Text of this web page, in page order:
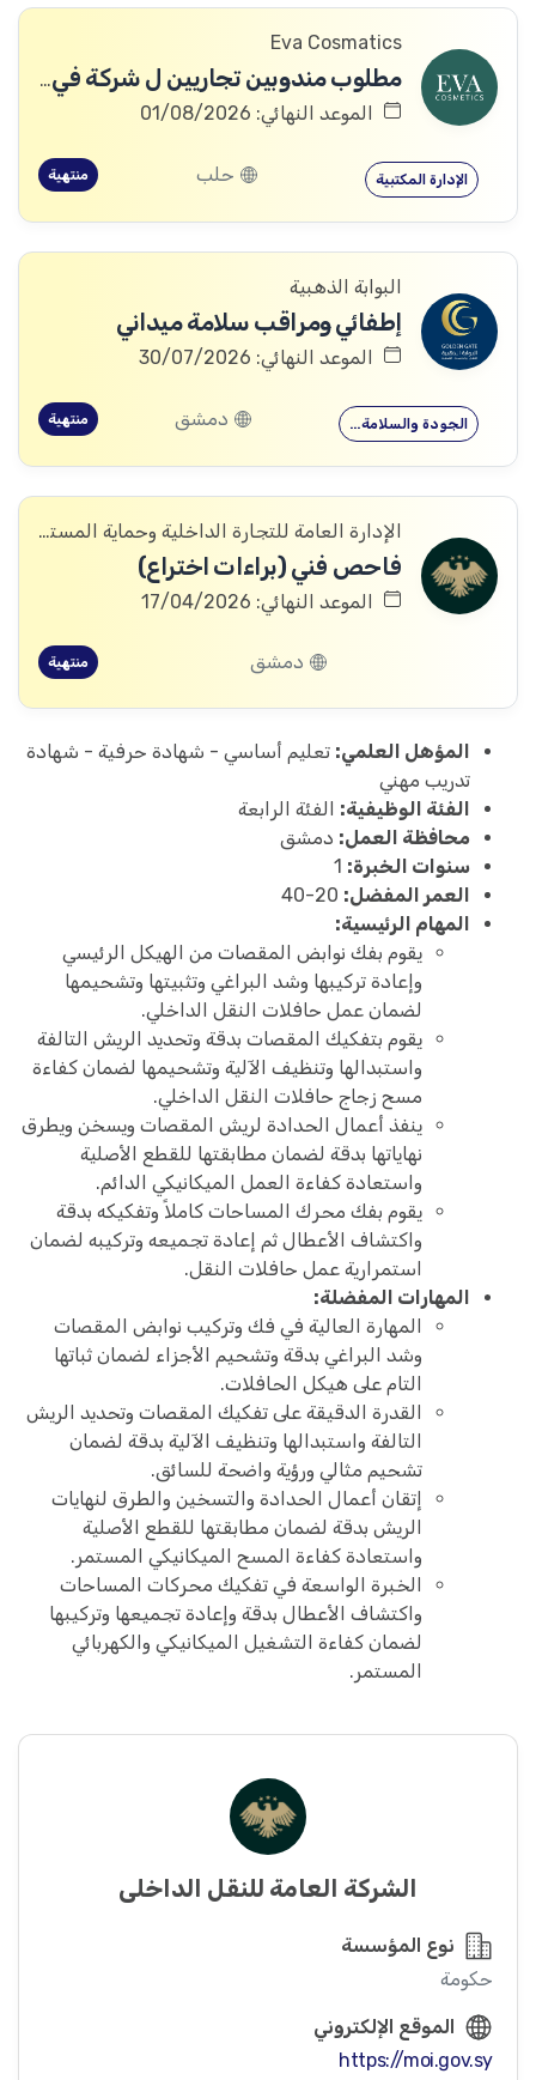
Eva Cosmatics
مطلوب مندوبين تجاريين ل شركة في مجال المنتجات الطبية التجميلية
الموعد النهائي: 01/08/2026
الإدارة المكتبية حلب منتهية
البوابة الذهبية
إطفائي ومراقب سلامة ميداني
الموعد النهائي: 30/07/2026
الجودة والسلامة… دمشق منتهية
الإدارة العامة للتجارة الداخلية وحماية المستهلك
فاحص فني (براءات اختراع)
الموعد النهائي: 17/04/2026
دمشق منتهية
المؤهل العلمي: تعليم أساسي - شهادة حرفية - شهادة
تدريب مهني
الفئة الوظيفية: الفئة الرابعة
محافظة العمل: دمشق
سنوات الخبرة:
العمر المفضل:
المهام الرئيسية:
يقوم بفك نوابض المقصات من الهيكل الرئيسي
وإعادة تركيبها وشد البراغي وتثبيتها وتشحيمها
لضمان عمل حافلات النقل الداخلي.
يقوم بتفكيك المقصات بدقة وتحديد الريش التالفة
واستبدالها وتنظيف الآلية وتشحيمها لضمان كفاءة
مسح زجاج حافلات النقل الداخلي.
ينفذ أعمال الحدادة لريش المقصات ويسخن ويطرق
نهاياتها بدقة لضمان مطابقتها للقطع الأصلية
واستعادة كفاءة العمل الميكانيكي الدائم.
يقوم بفك محرك المساحات كاملاً وتفكيكه بدقة
واكتشاف الأعطال ثم إعادة تجميعه وتركيبه لضمان
استمرارية عمل حافلات النقل.
المهارات المفضلة:
المهارة العالية في فك وتركيب نوابض المقصات
وشد البراغي بدقة وتشحيم الأجزاء لضمان ثباتها
التام على هيكل الحافلات.
القدرة الدقيقة على تفكيك المقصات وتحديد الريش
التالفة واستبدالها وتنظيف الآلية بدقة لضمان
تشحيم مثالي ورؤية واضحة للسائق.
إتقان أعمال الحدادة والتسخين والطرق لنهايات
الريش بدقة لضمان مطابقتها للقطع الأصلية
واستعادة كفاءة المسح الميكانيكي المستمر.
الخبرة الواسعة في تفكيك محركات المساحات
واكتشاف الأعطال بدقة وإعادة تجميعها وتركيبها
لضمان كفاءة التشغيل الميكانيكي والكهربائي
المستمر.
الشركة العامة للنقل الداخلي
نوع المؤسسة
حكومة
الموقع الإلكتروني
https://moi.gov.sy